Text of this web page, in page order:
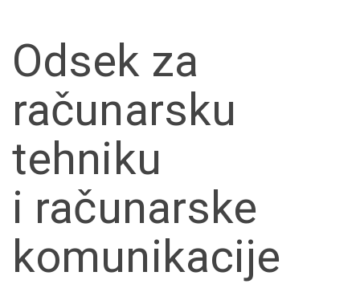
Odsek za
računarsku
tehniku
i računarske
komunikacije